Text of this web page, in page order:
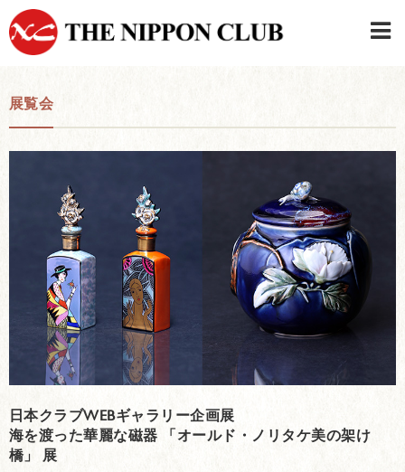
展覧会
日本クラブWEBギャラリー企画展
海を渡った華麗な磁器 「オールド・ノリタケ美の架け
橋」 展
日本クラブメンバーログイン
連絡先・駐車場